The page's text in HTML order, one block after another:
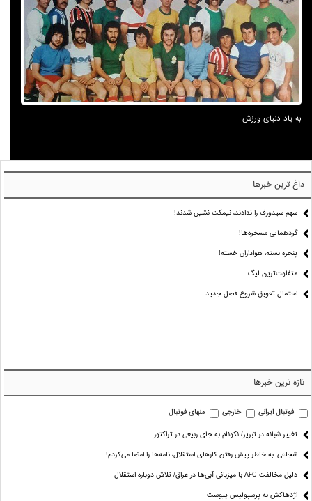
به یاد دنیای ورزش
داغ ترین خبرها
سهم سیدورف را ندادند، نیمکت نشین شدند!
گردهمایی مسخره‌ها!
پنجره بسته، هواداران خسته!
متفاوت‌ترین لیگ
احتمال تعویق شروع فصل جدید
تازه ترین خبرها
فوتبال ایرانی خارجی منهای فوتبال
تغییر شبانه در تبریز/ نکونام به جای ربیعی در تراکتور
شجاعی: به خاطر پیش رفتن کارهای استقلال، نامه‌ها را امضا می‌کردم!
دلیل مخالفت AFC با میزبانی آبی‌ها در عراق/ تلاش دوباره استقلال
اژدهاکش به پرسپولیس پیوست